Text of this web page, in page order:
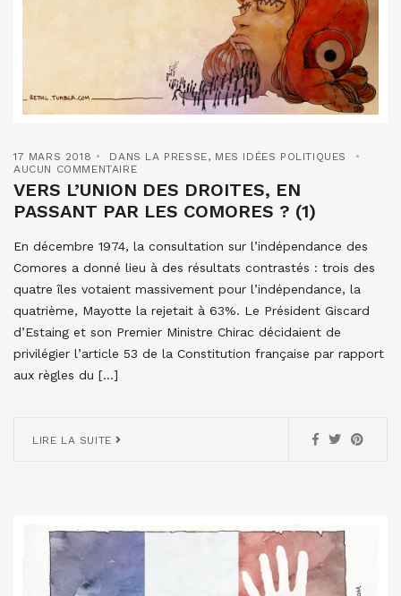
17 MARS 2018 DANS LA PRESSE, MES IDÉES POLITIQUES
AUCUN COMMENTAIRE
VERS L’UNION DES DROITES, EN
PASSANT PAR LES COMORES ? (1)
En décembre 1974, la consultation sur l’indépendance des
Comores a donné lieu à des résultats contrastés : trois des
quatre îles votaient massivement pour l’indépendance, la
quatrième, Mayotte la rejetait à 63%. Le Président Giscard
d’Estaing et son Premier Ministre Chirac décidaient de
privilégier l’article 53 de la Constitution française par rapport
aux règles du […]
LIRE LA SUITE